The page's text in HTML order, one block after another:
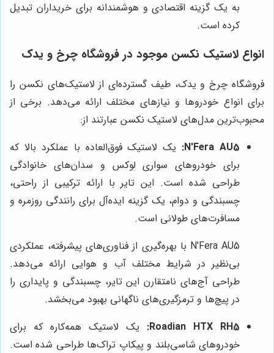
به یک گزینه اقتصادی و هوشمندانه برای خریداران تبدیل
کرده است.
انواع لاستیک نکسن موجود در فروشگاه چرخ و یدک
فروشگاه چرخ و یدک، طیف گسترده‌ای از لاستیک‌های نکسن را
برای انواع خودروها و نیازهای مختلف ارائه می‌دهد. برخی از
محبوب‌ترین مدل‌های لاستیک نکسن عبارتند از:
N'Fera AU5: یک لاستیک فوق‌العاده با عملکرد بالا که
برای خودروهای سواری لوکس و سدان‌های خانوادگی
طراحی شده است. این تایر با ارائه ترکیبی از راحتی،
چسبندگی و دوام، یک گزینه ایده‌آل برای رانندگی روزمره و
مسافرت‌های طولانی است.
N'Fera AU5 با بهره‌گیری از فناوری‌های پیشرفته، عملکردی
بی‌نظیر در شرایط مختلف آب و هوایی ارائه می‌دهد.
طراحی آج‌های نامتقارن این تایر، چسبندگی و پایداری را
در پیچ‌ها و ترمزگیری‌های ناگهانی بهبود می‌بخشد.
Roadian HTX RH5:
یک لاستیک همه‌کاره که برای
خودروهای شاسی‌بلند و پیکاپ تراک‌ها طراحی شده است.